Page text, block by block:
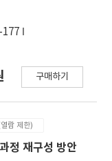
구매하기
람 제한)
정 재구성 방안